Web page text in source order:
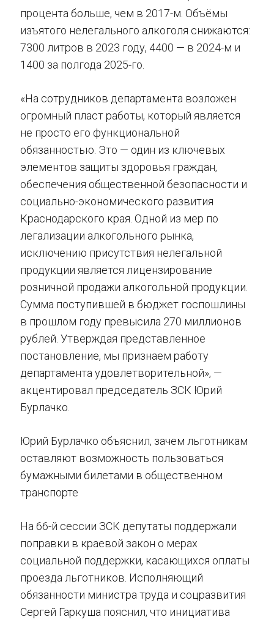
процента больше, чем в 2017-м. Объёмы
изъятого нелегального алкоголя снижаются:
7300 литров в 2023 году, 4400 — в 2024-м и
1400 за полгода 2025-го.
«На сотрудников департамента возложен
огромный пласт работы, который является
не просто его функциональной
обязанностью. Это — один из ключевых
элементов защиты здоровья граждан,
обеспечения общественной безопасности и
социально-экономического развития
Краснодарского края. Одной из мер по
легализации алкогольного рынка,
исключению присутствия нелегальной
продукции является лицензирование
розничной продажи алкогольной продукции.
Сумма поступившей в бюджет госпошлины
в прошлом году превысила 270 миллионов
рублей. Утверждая представленное
постановление, мы признаем работу
департамента удовлетворительной», —
акцентировал председатель ЗСК Юрий
Бурлачко.
Юрий Бурлачко объяснил, зачем льготникам
оставляют возможность пользоваться
бумажными билетами в общественном
транспорте
На 66-й сессии ЗСК депутаты поддержали
поправки в краевой закон о мерах
социальной поддержки, касающихся оплаты
проезда льготников. Исполняющий
обязанности министра труда и соцразвития
Сергей Гаркуша пояснил, что инициатива